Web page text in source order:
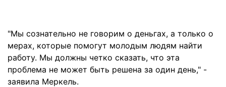
"Мы сознательно не говорим о деньгах, а только о
мерах, которые помогут молодым людям найти
работу. Мы должны четко сказать, что эта
проблема не может быть решена за один день," -
заявила Меркель.